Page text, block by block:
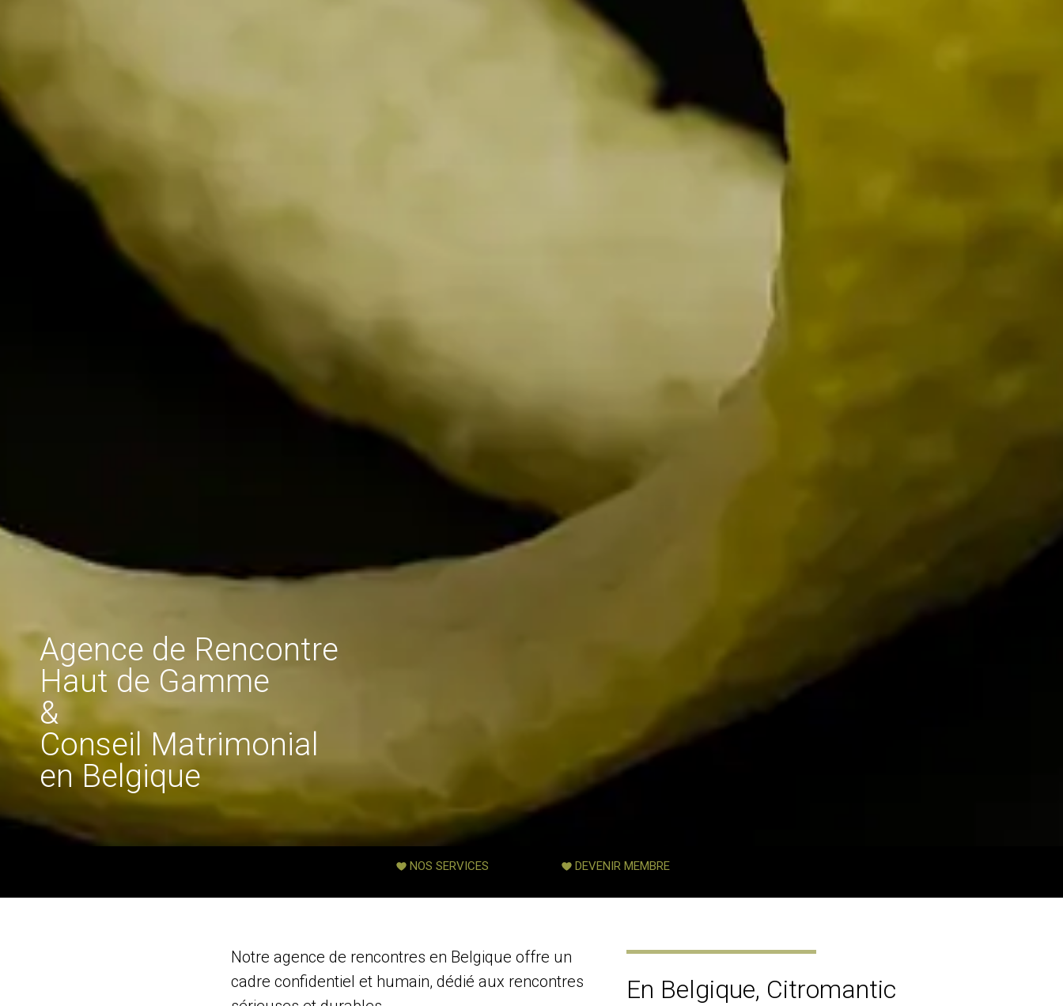
Agence de Rencontre
Haut de Gamme
&
Conseil Matrimonial
en Belgique
NOS SERVICES DEVENIR MEMBRE
En Belgique, Citromantic
Notre agence de rencontres en Belgique offre un
cadre confidentiel et humain, dédié aux rencontres